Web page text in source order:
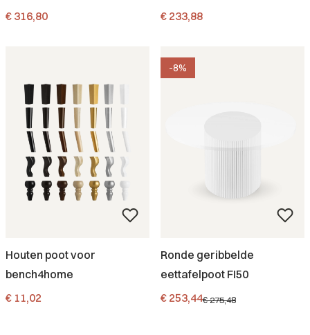
Prijs
€ 316,80
Prijs
€ 233,88
Houten poot voor
bench4home
Prijs
€ 11,02
-8%
Ronde geribbelde
eettafelpoot FI50
Promotieprijs
€ 253,44€ 275,48